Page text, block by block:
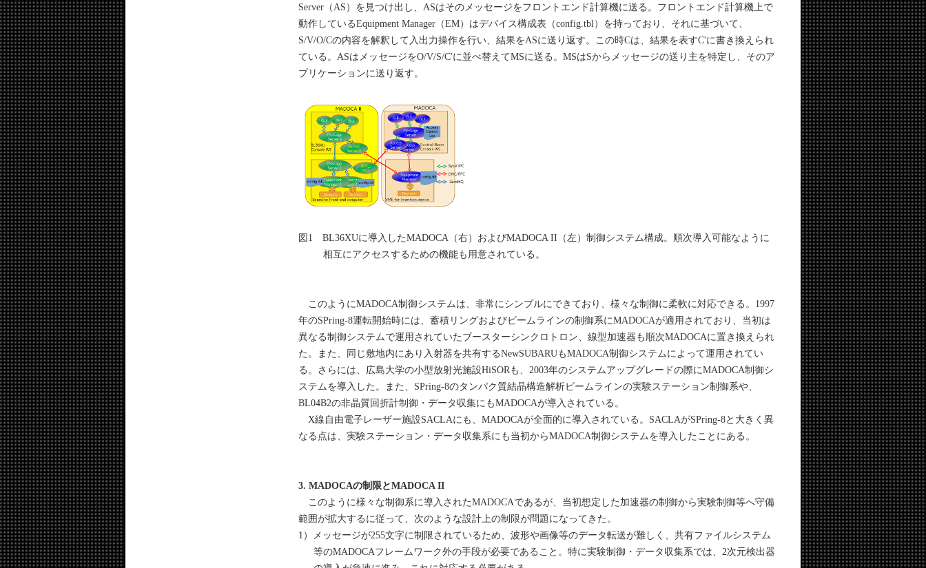
Server（AS）を見つけ出し、ASはそのメッセージをフロントエンド計算機に送る。フロントエンド計算機上で
動作しているEquipment Manager（EM）はデバイス構成表（config.tbl）を持っており、それに基づいて、
S/V/O/Cの内容を解釈して入出力操作を行い、結果をASに送り返す。この時Cは、結果を表すC'に書き換えられ
ている。ASはメッセージをO/V/S/C'に並べ替えてMSに送る。MSはSからメッセージの送り主を特定し、そのア
プリケーションに送り返す。
図1 BL36XUに導入したMADOCA（右）およびMADOCA II（左）制御システム構成。順次導入可能なように
相互にアクセスするための機能も用意されている。
このようにMADOCA制御システムは、非常にシンプルにできており、様々な制御に柔軟に対応できる。1997
年のSPring-8運転開始時には、蓄積リングおよびビームラインの制御系にMADOCAが適用されており、当初は
異なる制御システムで運用されていたブースターシンクロトロン、線型加速器も順次MADOCAに置き換えられ
た。また、同じ敷地内にあり入射器を共有するNewSUBARUもMADOCA制御システムによって運用されてい
る。さらには、広島大学の小型放射光施設HiSORも、2003年のシステムアップグレードの際にMADOCA制御シ
ステムを導入した。また、SPring-8のタンパク質結晶構造解析ビームラインの実験ステーション制御系や、
BL04B2の非晶質回折計制御・データ収集にもMADOCAが導入されている。
X線自由電子レーザー施設SACLAにも、MADOCAが全面的に導入されている。SACLAがSPring-8と大きく異
なる点は、実験ステーション・データ収集系にも当初からMADOCA制御システムを導入したことにある。
3. MADOCAの制限とMADOCA II
このように様々な制御系に導入されたMADOCAであるが、当初想定した加速器の制御から実験制御等へ守備
範囲が拡大するに従って、次のような設計上の制限が問題になってきた。
1）メッセージが255文字に制限されているため、波形や画像等のデータ転送が難しく、共有ファイルシステム
等のMADOCAフレームワーク外の手段が必要であること。特に実験制御・データ収集系では、2次元検出器